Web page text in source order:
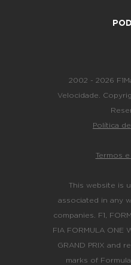
2002 - 2026
Velocidade.
Política
Termos
This website is
associated in any
companies. F1,
FIA FORMULA ONE
GRAND PRIX and
marks of